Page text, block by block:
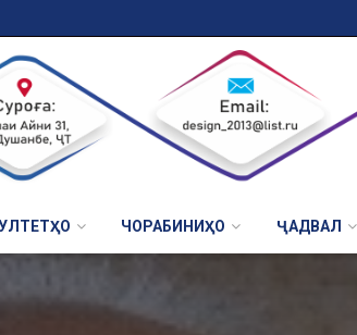
ЧОРАБИНИҲО ҶАДВАЛ